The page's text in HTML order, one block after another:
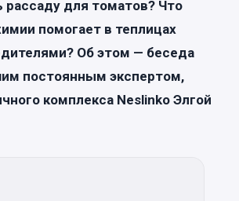
рассаду для томатов? Что
помогает в теплицах
Об этом — беседа
постоянным экспертом,
комплекса Neslinko Элгой